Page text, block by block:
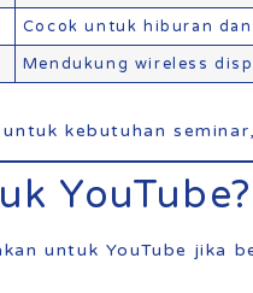
Cocok untuk hiburan
Mendukung wireless
kebutuhan
YouTube?
untuk YouTube jika